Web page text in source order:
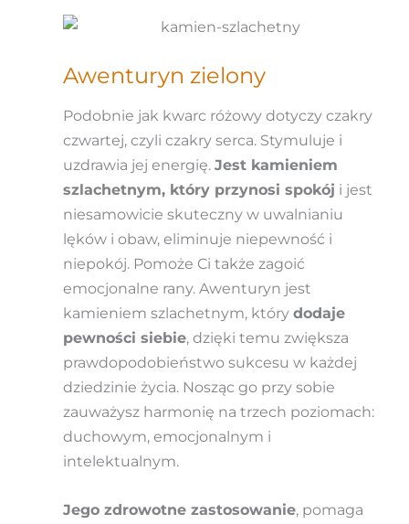
Awenturyn zielony
Podobnie jak kwarc różowy dotyczy czakry
czwartej, czyli czakry serca. Stymuluje i
uzdrawia jej energię. Jest kamieniem
szlachetnym, który przynosi spokój i jest
niesamowicie skuteczny w uwalnianiu
lęków i obaw, eliminuje niepewność i
niepokój. Pomoże Ci także zagoić
emocjonalne rany. Awenturyn jest
kamieniem szlachetnym, który dodaje
pewności siebie, dzięki temu zwiększa
prawdopodobieństwo sukcesu w każdej
dziedzinie życia. Nosząc go przy sobie
zauważysz harmonię na trzech poziomach:
duchowym, emocjonalnym i
intelektualnym.
Jego zdrowotne zastosowanie, pomaga